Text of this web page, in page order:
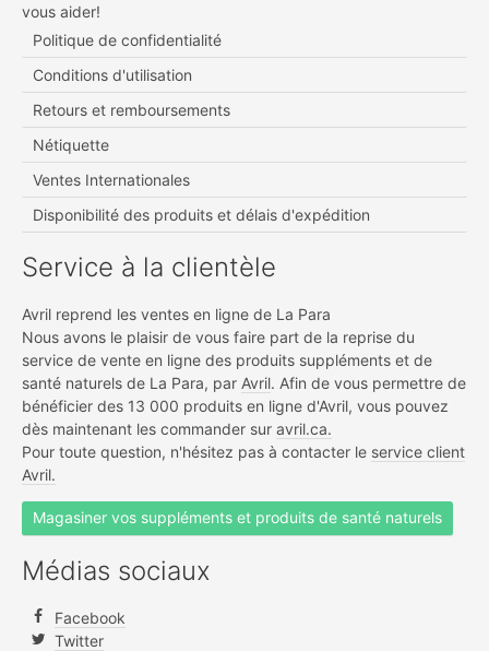
vous aider!
Politique de confidentialité
Conditions d'utilisation
Retours et remboursements
Nétiquette
Ventes Internationales
Disponibilité des produits et délais d'expédition
Service à la clientèle
Avril reprend les ventes en ligne de La Para
Nous avons le plaisir de vous faire part de la reprise du
service de vente en ligne des produits suppléments et de
santé naturels de La Para, par Avril. Afin de vous permettre de
bénéficier des 13 000 produits en ligne d'Avril, vous pouvez
dès maintenant les commander sur avril.ca.
Pour toute question, n'hésitez pas à contacter le service client
Avril.
Magasiner vos suppléments et produits de santé naturels
Médias sociaux
Facebook
Twitter